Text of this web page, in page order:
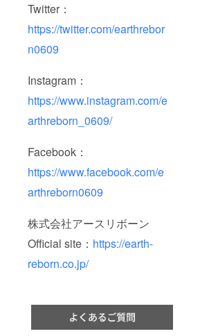
Twitter：
https://twitter.com/earthrebor
n0609
Instagram：
https://www.instagram.com/e
arthreborn_0609/
Facebook：
https://www.facebook.com/e
arthreborn0609
株式会社アースリボーン
Official site： https://earth-
reborn.co.jp/